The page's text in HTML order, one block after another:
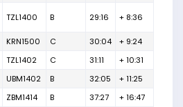
TZL1400 B 29:16 + 8:36
KRN1500 C 30:04
+ 9:24
TZL1402 C 31:11
+ 10:31
UBM1402 B 32:05
+ 11:25
ZBM1414 B 37:27
+ 16:47